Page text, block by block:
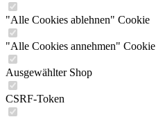
"Alle Cookies ablehnen" Cookie
"Alle Cookies annehmen" Cookie
Ausgewählter Shop
CSRF-Token